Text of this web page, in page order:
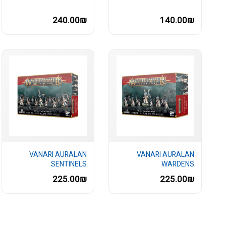
140.00₪
240.00₪
VANARI AURALAN
WARDENS
225.00₪
VANARI AURALAN
SENTINELS
225.00₪